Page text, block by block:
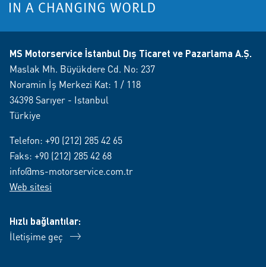
MS Motorservice İstanbul Dış Ticaret ve Pazarlama A.Ş.
Maslak Mh. Büyükdere Cd. No: 237
Noramin İş Merkezi Kat: 1 / 118
34398 Sarıyer - Istanbul
Türkiye
Telefon: +90 (212) 285 42 65
Faks: +90 (212) 285 42 68
info@ms-motorservice.com.tr
Web sitesi
Hızlı bağlantılar:
İletişime geç